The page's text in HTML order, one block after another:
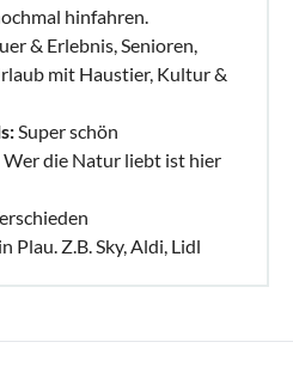
hinfahren.
& Erlebnis, Senioren,
mit Haustier, Kultur &
Super schön
Wer die Natur liebt ist hier
Plau. Z.B. Sky, Aldi, Lidl